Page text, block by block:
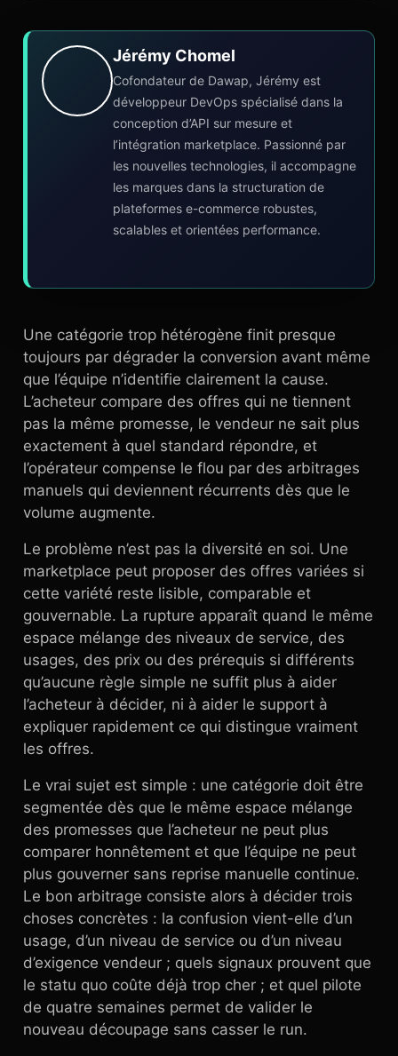
Jérémy Chomel
Cofondateur de Dawap, Jérémy est
développeur DevOps spécialisé dans la
conception d’API sur mesure et
l’intégration marketplace. Passionné par
les nouvelles technologies, il accompagne
les marques dans la structuration de
plateformes e-commerce robustes,
scalables et orientées performance.
Une catégorie trop hétérogène finit presque
toujours par dégrader la conversion avant même
que l’équipe n’identifie clairement la cause.
L’acheteur compare des offres qui ne tiennent
pas la même promesse, le vendeur ne sait plus
exactement à quel standard répondre, et
l’opérateur compense le flou par des arbitrages
manuels qui deviennent récurrents dès que le
volume augmente.
Le problème n’est pas la diversité en soi. Une
marketplace peut proposer des offres variées si
cette variété reste lisible, comparable et
gouvernable. La rupture apparaît quand le même
espace mélange des niveaux de service, des
usages, des prix ou des prérequis si différents
qu’aucune règle simple ne suffit plus à aider
l’acheteur à décider, ni à aider le support à
expliquer rapidement ce qui distingue vraiment
les offres.
Le vrai sujet est simple : une catégorie doit être
segmentée dès que le même espace mélange
des promesses que l’acheteur ne peut plus
comparer honnêtement et que l’équipe ne peut
plus gouverner sans reprise manuelle continue.
Le bon arbitrage consiste alors à décider trois
choses concrètes : la confusion vient-elle d’un
usage, d’un niveau de service ou d’un niveau
d’exigence vendeur ; quels signaux prouvent que
le statu quo coûte déjà trop cher ; et quel pilote
de quatre semaines permet de valider le
nouveau découpage sans casser le run.